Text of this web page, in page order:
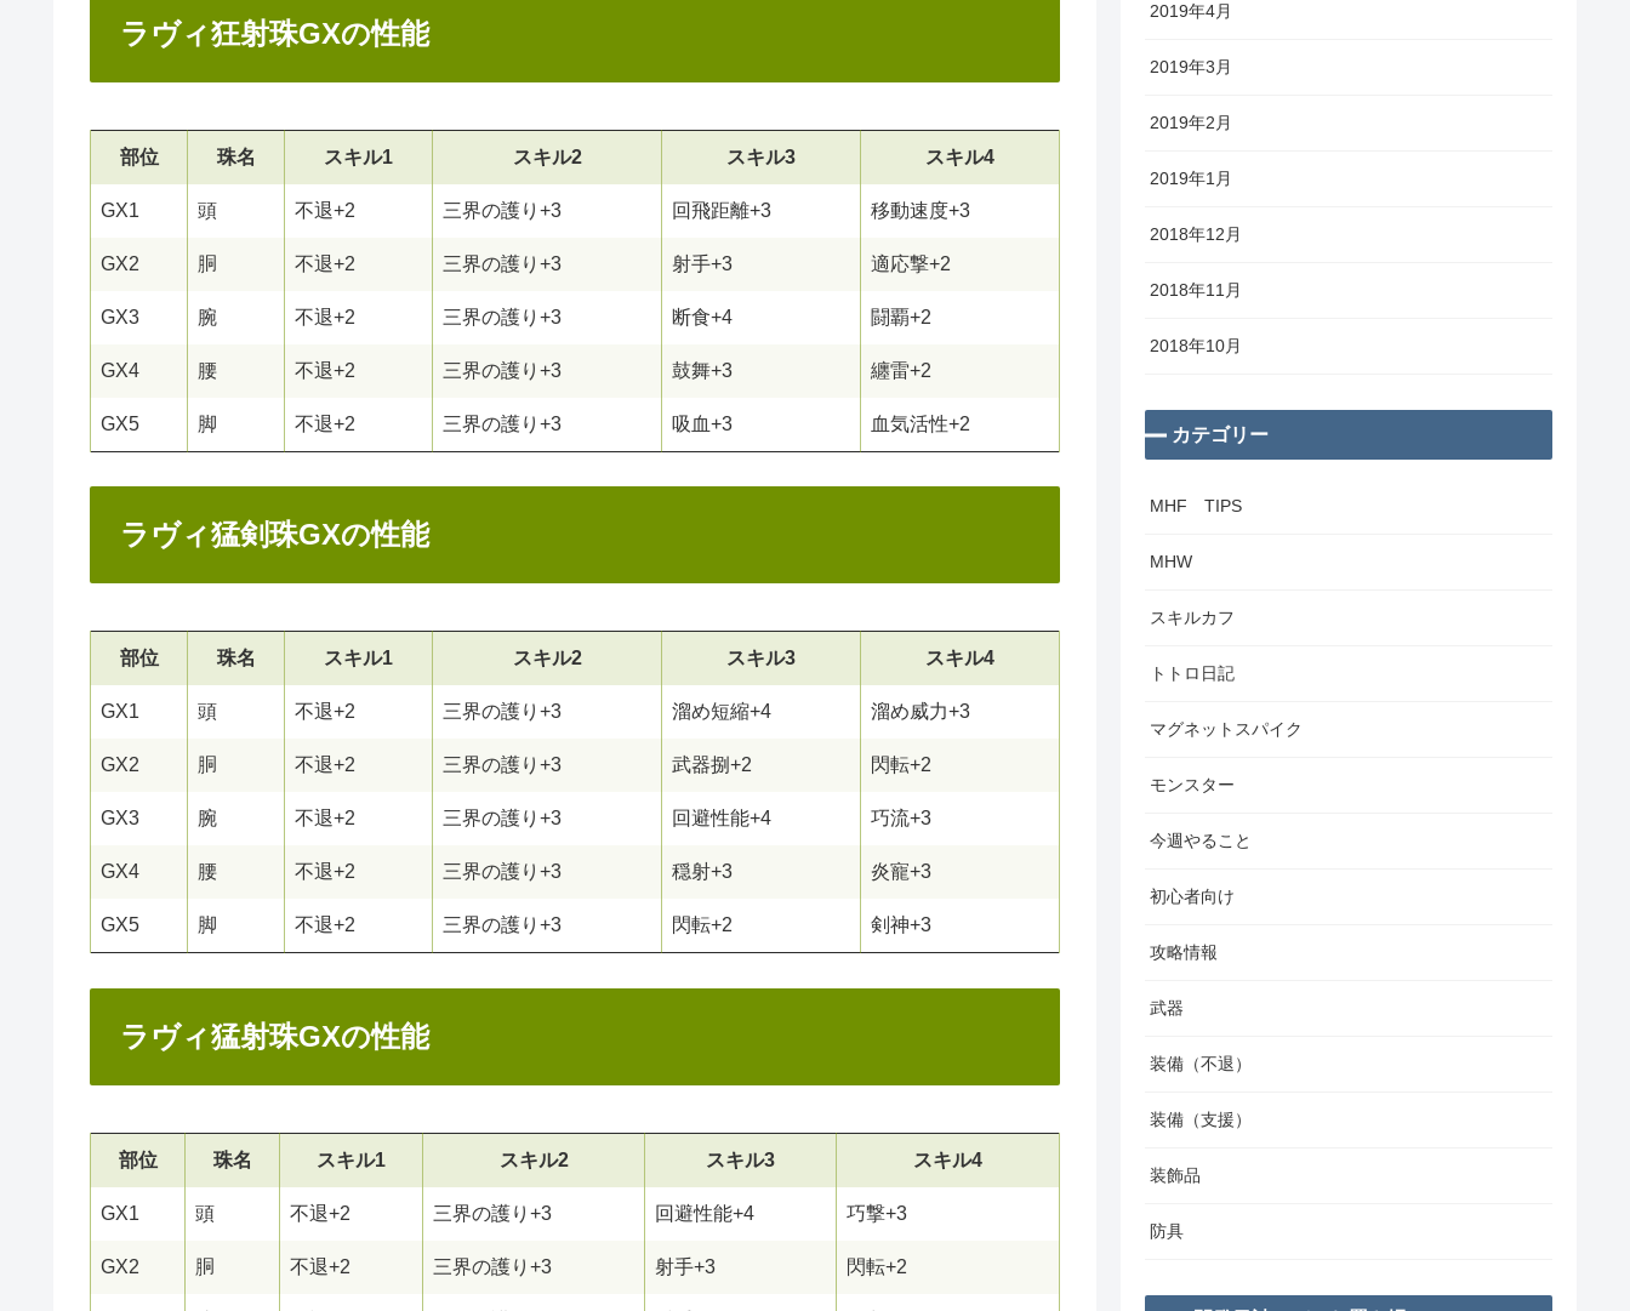
ラヴィ狂射珠GXの性能
部位 珠名 スキル1 スキル2 スキル3 スキル4
GX1 頭 不退+2 三界の護り+3 回飛距離+3 移動速度+3
GX2 胴 不退+2 三界の護り+3 射手+3 適応撃+2
GX3 腕 不退+2 三界の護り+3 断食+4 闘覇+2
GX4 腰 不退+2 三界の護り+3 鼓舞+3 纏雷+2
GX5 脚 不退+2 三界の護り+3 吸血+3 血気活性+2
ラヴィ猛剣珠GXの性能
部位 珠名 スキル1 スキル2 スキル3 スキル4
GX1 頭 不退+2 三界の護り+3 溜め短縮+4 溜め威力+3
GX2 胴 不退+2 三界の護り+3 武器捌+2 閃転+2
GX3 腕 不退+2 三界の護り+3 回避性能+4 巧流+3
GX4 腰 不退+2 三界の護り+3 穏射+3 炎寵+3
GX5 脚 不退+2 三界の護り+3 閃転+2 剣神+3
ラヴィ猛射珠GXの性能
部位 珠名 スキル1 スキル2 スキル3 スキル4
GX1 頭 不退+2 三界の護り+3 回避性能+4 巧撃+3
GX2 胴 不退+2 三界の護り+3 射手+3 閃転+2
2019年4月
2019年3月
2019年2月
2019年1月
2018年12月
2018年11月
2018年10月
カテゴリー
MHF TIPS
MHW
スキルカフ
トトロ日記
マグネットスパイク
モンスター
今週やること
初心者向け
攻略情報
武器
装備（不退）
装備（支援）
装飾品
防具